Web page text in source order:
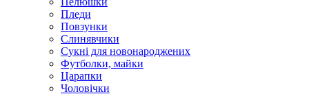
Пледи
Повзунки
Слинявчики
Сукні для новонароджених
Футболки, майки
Царапки
Чоловічки